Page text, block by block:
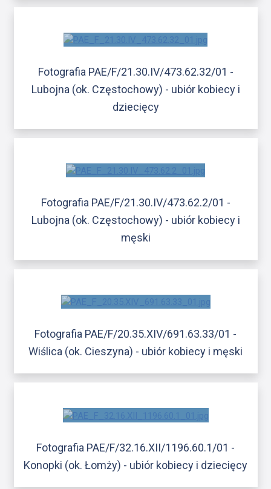
Fotografia PAE/F/21.30.IV/473.62.32/01 -
Lubojna (ok. Częstochowy) - ubiór kobiecy i
dziecięcy
Fotografia PAE/F/21.30.IV/473.62.2/01 -
Lubojna (ok. Częstochowy) - ubiór kobiecy i
męski
Fotografia PAE/F/20.35.XIV/691.63.33/01 -
Wiślica (ok. Cieszyna) - ubiór kobiecy i męski
Fotografia PAE/F/32.16.XII/1196.60.1/01 -
Konopki (ok. Łomży) - ubiór kobiecy i dziecięcy